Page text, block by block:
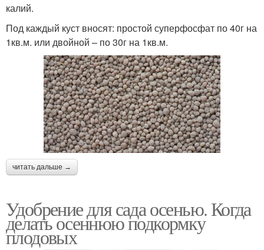
калий.
Под каждый куст вносят: простой суперфосфат по 40г на
1кв.м. или двойной – по 30г на 1кв.м.
читать дальше →
Удобрение для сада осенью. Когда
делать осеннюю подкормку
плодовых